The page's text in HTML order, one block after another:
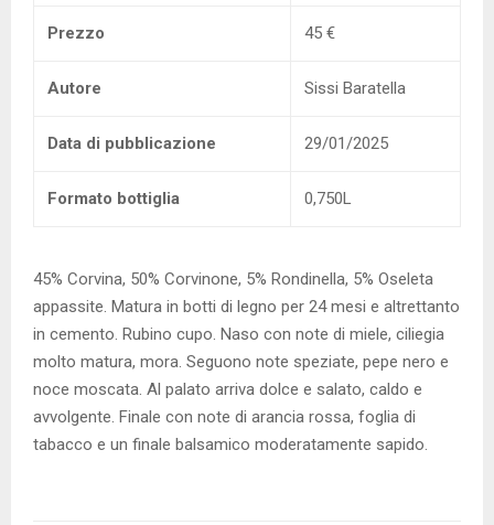
Prezzo 45 €
Autore Sissi Baratella
Data di pubblicazione 29/01/2025
Formato bottiglia 0,750L
45% Corvina, 50% Corvinone, 5% Rondinella, 5% Oseleta
appassite. Matura in botti di legno per 24 mesi e altrettanto
in cemento. Rubino cupo. Naso con note di miele, ciliegia
molto matura, mora. Seguono note speziate, pepe nero e
noce moscata. Al palato arriva dolce e salato, caldo e
avvolgente. Finale con note di arancia rossa, foglia di
tabacco e un finale balsamico moderatamente sapido.